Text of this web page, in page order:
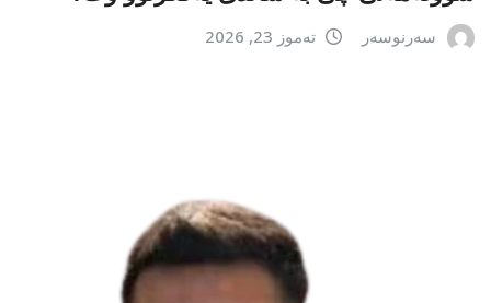
سەرنوسەر تەموز 23, 2026